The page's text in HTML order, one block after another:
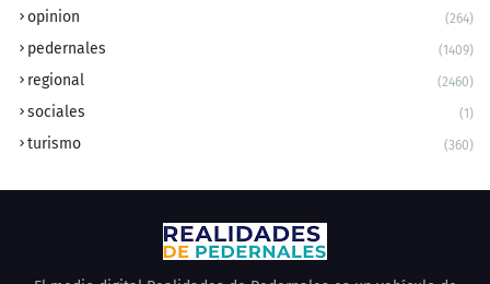
opinion (264)
pedernales (1409)
regional (2460)
sociales (1)
turismo (360)